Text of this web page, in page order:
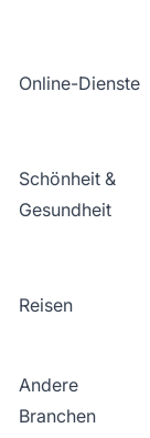
Online-Dienste
Schönheit &
Gesundheit
Reisen
Andere
Branchen